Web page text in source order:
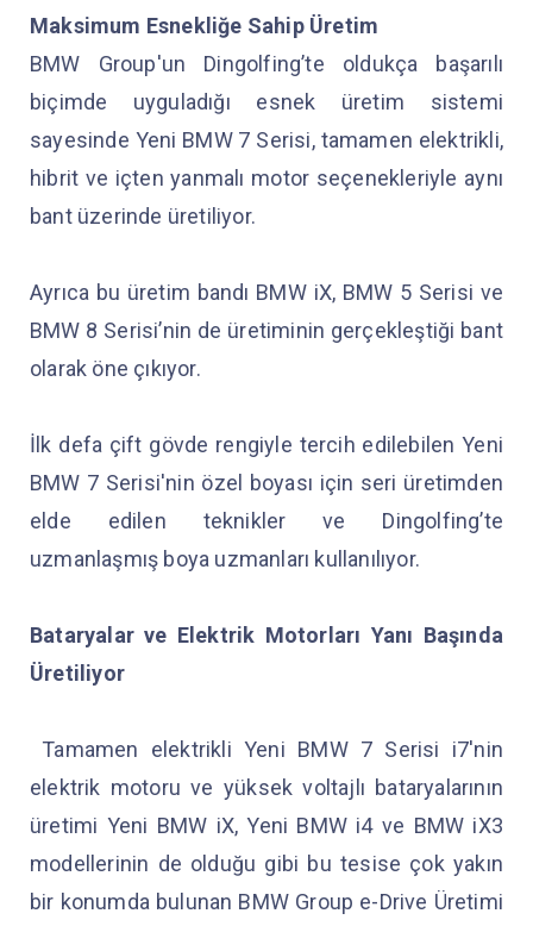
Maksimum Esnekliğe Sahip Üretim
BMW Group'un Dingolfing’te oldukça başarılı
biçimde uyguladığı esnek üretim sistemi
sayesinde Yeni BMW 7 Serisi, tamamen elektrikli,
hibrit ve içten yanmalı motor seçenekleriyle aynı
bant üzerinde üretiliyor.
Ayrıca bu üretim bandı BMW iX, BMW 5 Serisi ve
BMW 8 Serisi’nin de üretiminin gerçekleştiği bant
olarak öne çıkıyor.
İlk defa çift gövde rengiyle tercih edilebilen Yeni
BMW 7 Serisi'nin özel boyası için seri üretimden
elde edilen teknikler ve Dingolfing’te
uzmanlaşmış boya uzmanları kullanılıyor.
Bataryalar ve Elektrik Motorları Yanı Başında
Üretiliyor
Tamamen elektrikli Yeni BMW 7 Serisi i7'nin
elektrik motoru ve yüksek voltajlı bataryalarının
üretimi Yeni BMW iX, Yeni BMW i4 ve BMW iX3
modellerinin de olduğu gibi bu tesise çok yakın
bir konumda bulunan BMW Group e-Drive Üretimi